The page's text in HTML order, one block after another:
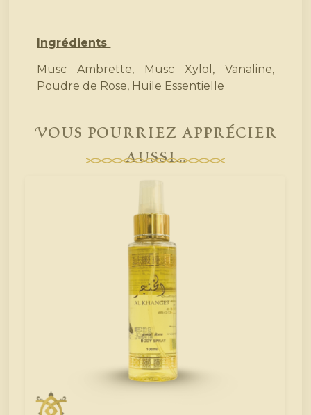
Ingrédients
Musc Ambrette, Musc Xylol, Vanaline,
Poudre de Rose, Huile Essentielle
Vous pourriez apprécier
aussi...